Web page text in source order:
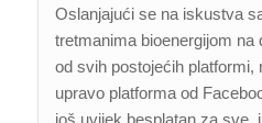
Oslanjajući se na iskustva
tretmanima bioenergijom na
od svih postojećih platformi,
upravo platforma od